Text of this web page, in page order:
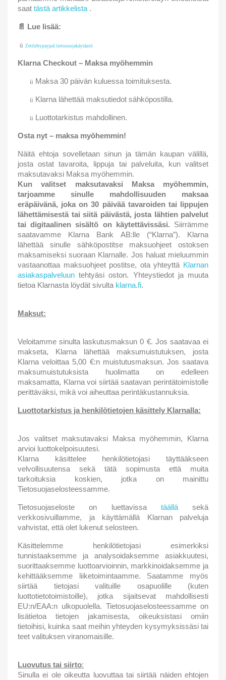
saat tästä artikkelista .
📄 Lue lisää:
ü Zettlebypaypal tietosuojakäytäntö
Klarna Checkout – Maksa myöhemmin
ü Maksa 30 päivän kuluessa toimituksesta.
ü Klarna lähettää maksutiedot sähköpostilla.
ü Luottotarkistus mahdollinen.
Osta nyt – maksa myöhemmin!
Näitä ehtoja sovelletaan sinun ja tämän kaupan välillä,
josta ostat tavaroita, lippuja tai palveluita, kun valitset
maksutavaksi Maksa myöhemmin.
Kun valitset maksutavaksi Maksa myöhemmin,
tarjoamme sinulle mahdollisuuden maksaa
eräpäivänä, joka on 30 päivää tavaroiden tai lippujen
lähettämisestä tai siitä päivästä, josta lähtien palvelut
tai digitaalinen sisältö on käytettävissäsi. Siirrämme
saatavamme Klarna Bank AB:lle (“Klarna”). Klarna
lähettää sinulle sähköpostitse maksuohjeet ostoksen
maksamiseksi suoraan Klarnalle. Jos haluat mieluummin
vastaanottaa maksuohjeet postitse, ota yhteyttä Klarnan
asiakaspalveluun tehtyäsi oston. Yhteystiedot ja muuta
tietoa Klarnasta löydät sivulta klarna.fi.
Maksut:
Veloitamme sinulta laskutusmaksun 0 €. Jos saatavaa ei
makseta, Klarna lähettää maksumuistutuksen, josta
Klarna veloittaa 5,00 €:n muistutusmaksun. Jos saatava
maksumuistutuksista huolimatta on edelleen
maksamatta, Klarna voi siirtää saatavan perintätoimistolle
perittäväksi, mikä voi aiheuttaa perintäkustannuksia.
Luottotarkistus ja henkilötietojen käsittely Klarnalla:
Jos valitset maksutavaksi Maksa myöhemmin, Klarna
arvioi luottokelpoisuutesi.
Klarna käsittelee henkilötietojasi täyttääkseen
velvollisuutensa sekä tätä sopimusta että muita
tarkoituksia koskien, jotka on mainittu
Tietosuojaselosteessamme.
Tietosuojaseloste on luettavissa täälläsekä
verkkosivuillamme, ja käyttämällä Klarnan palveluja
vahvistat, että olet lukenut selosteen.
Käsittelemme henkilötietojasi esimerkiksi
tunnistaaksemme ja analysoidaksemme asiakkuutesi,
suorittaaksemme luottoarvioinnin, markkinoidaksemme ja
kehittääksemme liiketoimintaamme. Saatamme myös
siirtää tietojasi valituille osapuolille (kuten
luottotietotoimistoille), jotka sijaitsevat mahdollisesti
EU:n/EAA:n ulkopuolella. Tietosuojaselosteessamme on
lisätietoa tietojen jakamisesta, oikeuksistasi omiin
tietoihisi, kuinka saat meihin yhteyden kysymyksissäsi tai
teet valituksen viranomaisille.
Luovutus tai siirto:
Sinulla ei ole oikeutta luovuttaa tai siirtää näiden ehtojen